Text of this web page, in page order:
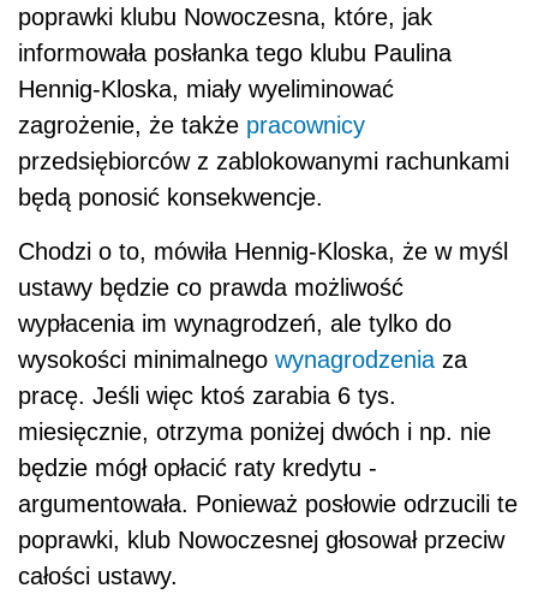
poprawki klubu Nowoczesna, które, jak
informowała posłanka tego klubu Paulina
Hennig-Kloska, miały wyeliminować
zagrożenie, że także pracownicy
przedsiębiorców z zablokowanymi rachunkami
będą ponosić konsekwencje.
Chodzi o to, mówiła Hennig-Kloska, że w myśl
ustawy będzie co prawda możliwość
wypłacenia im wynagrodzeń, ale tylko do
wysokości minimalnego wynagrodzenia za
pracę. Jeśli więc ktoś zarabia 6 tys.
miesięcznie, otrzyma poniżej dwóch i np. nie
będzie mógł opłacić raty kredytu -
argumentowała. Ponieważ posłowie odrzucili te
poprawki, klub Nowoczesnej głosował przeciw
całości ustawy.